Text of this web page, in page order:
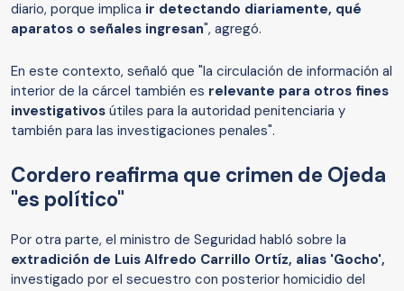
diario, porque implica ir detectando diariamente, qué
aparatos o señales ingresan", agregó.
En este contexto, señaló que "la circulación de información al
interior de la cárcel también es relevante para otros fines
investigativos útiles para la autoridad penitenciaria y
también para las investigaciones penales".
Cordero reafirma que crimen de Ojeda
"es político"
Por otra parte, el ministro de Seguridad habló sobre la
extradición de Luis Alfredo Carrillo Ortíz, alias 'Gocho',
investigado por el secuestro con posterior homicidio del